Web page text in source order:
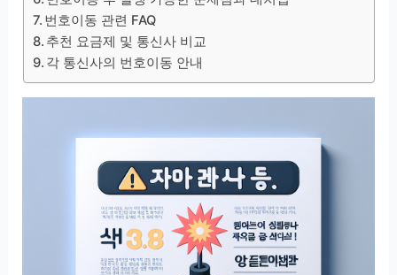
번호이동 관련 FAQ
추천 요금제 및 통신사 비교
각 통신사의 번호이동 안내